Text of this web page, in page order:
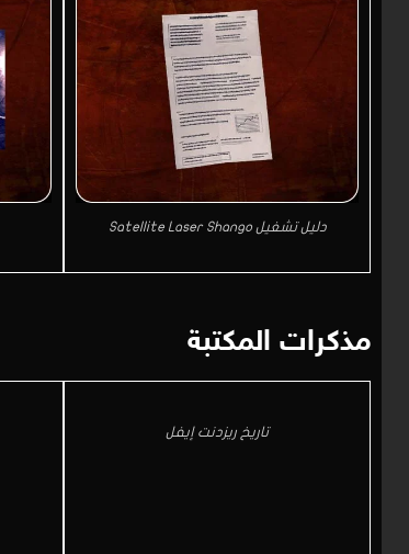
دليل تشغيل Satellite Laser Shango
مذكرات المكتبة
تاريخ ريزدنت إيفل